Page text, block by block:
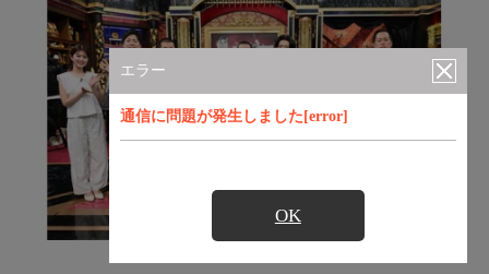
エラー
通信に問題が発生しました[error]
OK